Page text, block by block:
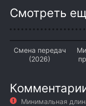
Смотреть
Смена передач
(2026)
Минимальная